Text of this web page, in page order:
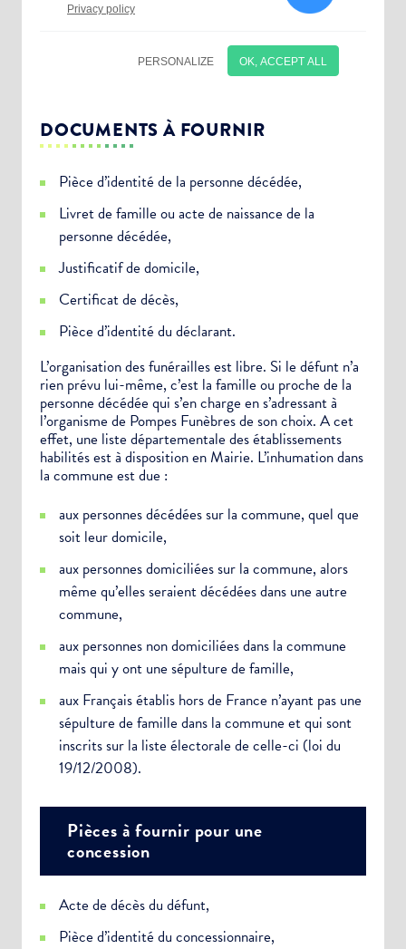
DOCUMENTS À FOURNIR
Pièce d’identité de la personne décédée,
Livret de famille ou acte de naissance de la
personne décédée,
Justificatif de domicile,
Certificat de décès,
Pièce d’identité du déclarant.
L’organisation des funérailles est libre. Si le défunt n’a
rien prévu lui-même, c’est la famille ou proche de la
personne décédée qui s’en charge en s’adressant à
l’organisme de Pompes Funèbres de son choix. A cet
effet, une liste départementale des établissements
habilités est à disposition en Mairie. L’inhumation dans
la commune est due :
aux personnes décédées sur la commune, quel que
soit leur domicile,
aux personnes domiciliées sur la commune, alors
même qu’elles seraient décédées dans une autre
commune,
aux personnes non domiciliées dans la commune
mais qui y ont une sépulture de famille,
aux Français établis hors de France n’ayant pas une
sépulture de famille dans la commune et qui sont
inscrits sur la liste électorale de celle-ci (loi du
19/12/2008).
Pièces à fournir pour une
concession
Acte de décès du défunt,
Pièce d’identité du concessionnaire,
Choisissez votre abonnement :
Alertes Mail
Newsletter Culture
Newsletter Sport et Vie associative